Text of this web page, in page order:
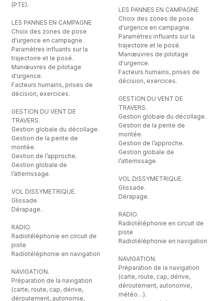
(PTE).
LES PANNES EN CAMPAGNE
Choix des zones de pose
d'urgence en campagne.
Paramètres influants sur la
trajectoire et le posé.
Manœuvres de pilotage
d'urgence.
Facteurs humains, prises de
décision, exercices.
GESTION DU VENT DE
TRAVERS.
Gestion globale du décollage.
Gestion de la pente de
montée.
Gestion de l’approche.
Gestion globale de
l’atterrissage.
VOL DISSYMETRIQUE.
Glissade.
Dérapage.
RADIO.
Radiotéléphonie en circuit de
piste
Radiotéléphonie en navigation
NAVIGATION.
Préparation de la navigation
(carte, route, cap, dérive,
déroutement, autonomie,
LES PANNES EN CAMPAGNE
Choix des zones de pose
d'urgence en campagne.
Paramètres influants sur la
trajectoire et le posé.
Manœuvres de pilotage
d'urgence.
Facteurs humains, prises de
décision, exercices.
GESTION DU VENT DE
TRAVERS.
Gestion globale du décollage.
Gestion de la pente de
montée.
Gestion de l’approche.
Gestion globale de
l’atterrissage.
VOL DISSYMETRIQUE.
Glissade.
Dérapage.
RADIO.
Radiotéléphonie en circuit de
piste
Radiotéléphonie en navigation
NAVIGATION.
Préparation de la navigation
(carte, route, cap, dérive,
déroutement, autonomie,
météo…).